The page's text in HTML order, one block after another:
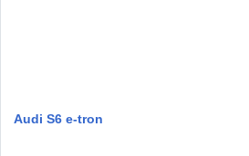
Audi S6 e-tron